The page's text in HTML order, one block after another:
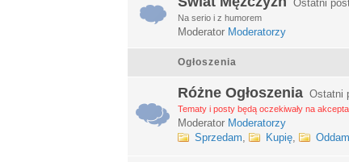
Ostatni
Na serio i z humorem
Moderator Moderatorzy
Ogłoszenia
Różne Ogłoszenia Ostatni
Tematy i posty będą oczekiwały na
Moderator Moderatorzy
Sprzedam, Kupię, Oddam